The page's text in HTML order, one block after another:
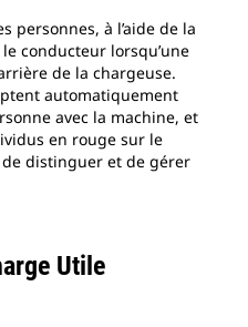
personnes, à l’aide de la
conducteur lorsqu’une
de la chargeuse.
automatiquement
avec la machine, et
en rouge sur le
distinguer et de gérer
Utile